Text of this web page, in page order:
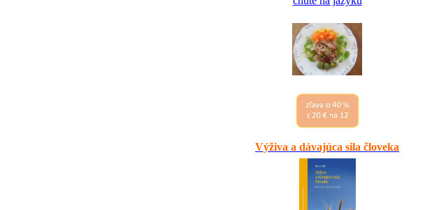
Výživa a dávajúca sila človeka